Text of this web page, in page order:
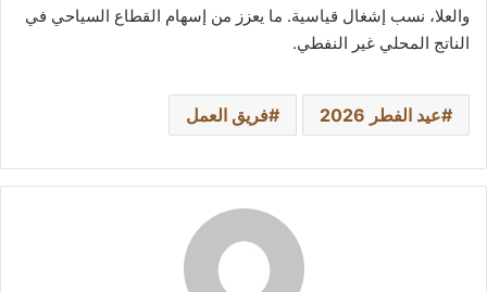
والعلا، نسب إشغال قياسية. ما يعزز من إسهام القطاع السياحي في
الناتج المحلي غير النفطي.
عيد الفطر 2026 فريق العمل